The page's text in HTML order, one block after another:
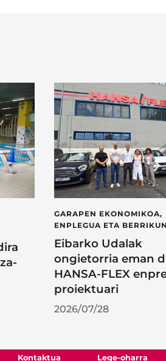
GARAPEN EKONOMIKOA,
ENPLEGUA ETA
Eibarko Udalak
ongietorria eman
HANSA-FLEX
proiektuari
2026/07/28
Kontaktua Lege-oharra